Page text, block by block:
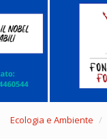
Ecologia e Ambiente